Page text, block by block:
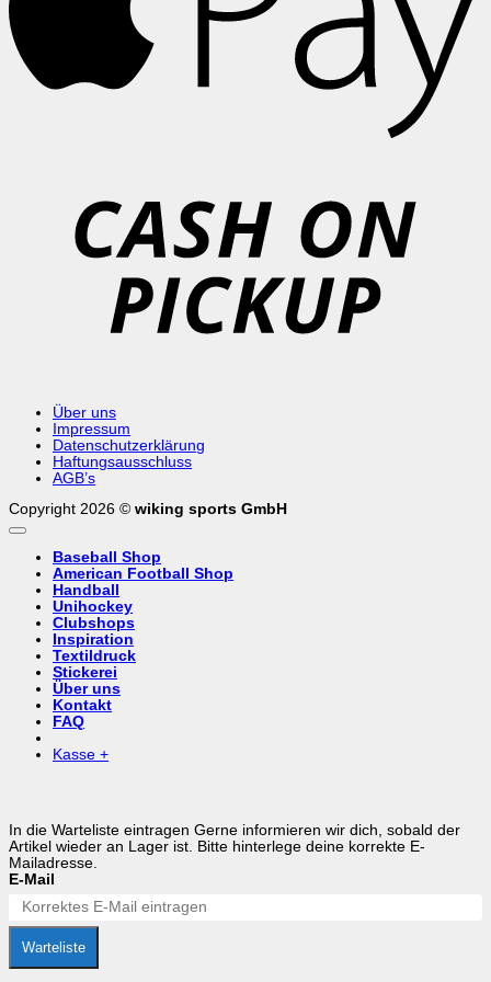
Über uns
Impressum
Datenschutzerklärung
Haftungsausschluss
AGB’s
Copyright 2026 © wiking sports GmbH
Baseball Shop
American Football Shop
Handball
Unihockey
Clubshops
Inspiration
Textildruck
Stickerei
Über uns
Kontakt
FAQ
Kasse +
In die Warteliste eintragen Gerne informieren wir dich, sobald der
Artikel wieder an Lager ist. Bitte hinterlege deine korrekte E-
Mailadresse.
E-Mail
Warteliste